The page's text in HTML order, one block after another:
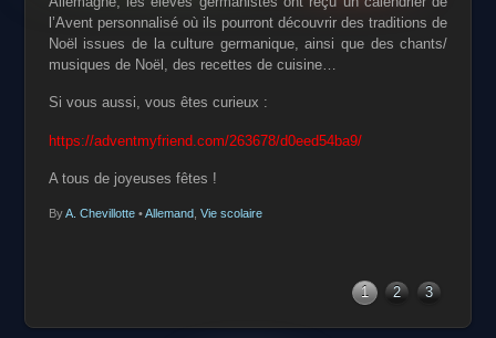
l’Avent personnalisé où ils pourront découvrir des traditions de
Noël issues de la culture germanique, ainsi que des chants/
musiques de Noël, des recettes de cuisine…
Si vous aussi, vous êtes curieux :
https://adventmyfriend.com/263678/d0eed54ba9/
A tous de joyeuses fêtes !
ByA. Chevillotte• Allemand, Vie scolaire
1 2 3